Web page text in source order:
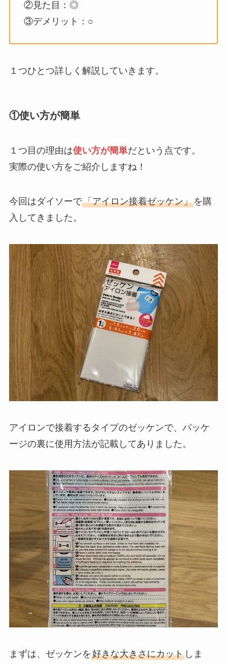
②見た目：◎
③デメリット：○
１つひとつ詳しく解説していきます。
①使い方が簡単
１つ目の理由は使い方が簡単だという点です。
実際の使い方をご紹介しますね！
今回はダイソーで「アイロン接着ゼッケン」を購
入してきました。
アイロンで接着するタイプのゼッケンで、パッケ
ージの裏に使用方法が記載してありました。
まずは、ゼッケンを好きな大きさにカットしま